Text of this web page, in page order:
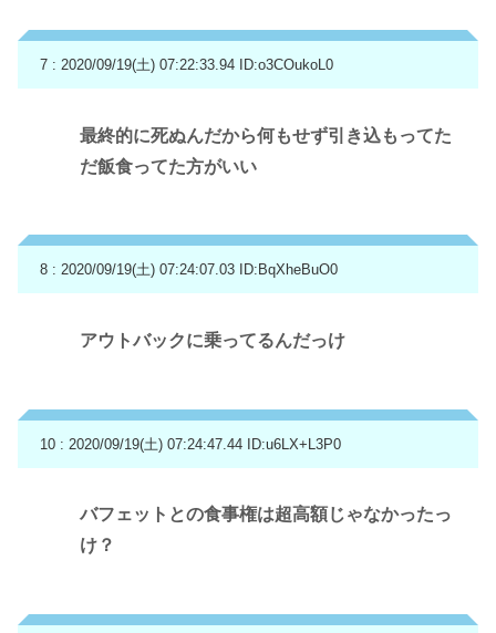
7 : 2020/09/19(土) 07:22:33.94 ID:o3COukoL0
最終的に死ぬんだから何もせず引き込もってた
だ飯食ってた方がいい
8 : 2020/09/19(土) 07:24:07.03 ID:BqXheBuO0
アウトバックに乗ってるんだっけ
10 : 2020/09/19(土) 07:24:47.44 ID:u6LX+L3P0
バフェットとの食事権は超高額じゃなかったっ
け？